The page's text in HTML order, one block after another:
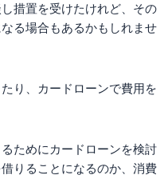
措置を受けたけれど、その
る場合もあるかもしれませ
り、カードローンで費用を
ためにカードローンを検討
りることになるのか、消費